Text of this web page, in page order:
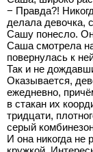
− Правда?!
делала девочка,
Сашу понесло.
Саша смотрела
повернулась к
Так и не
Оказывается,
ежедневно,
в стакан их
тридцати,
серый
И она никогда не